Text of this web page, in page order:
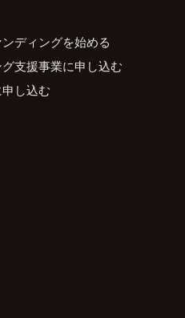
ディングを始める
支援事業に申し込む
し込む